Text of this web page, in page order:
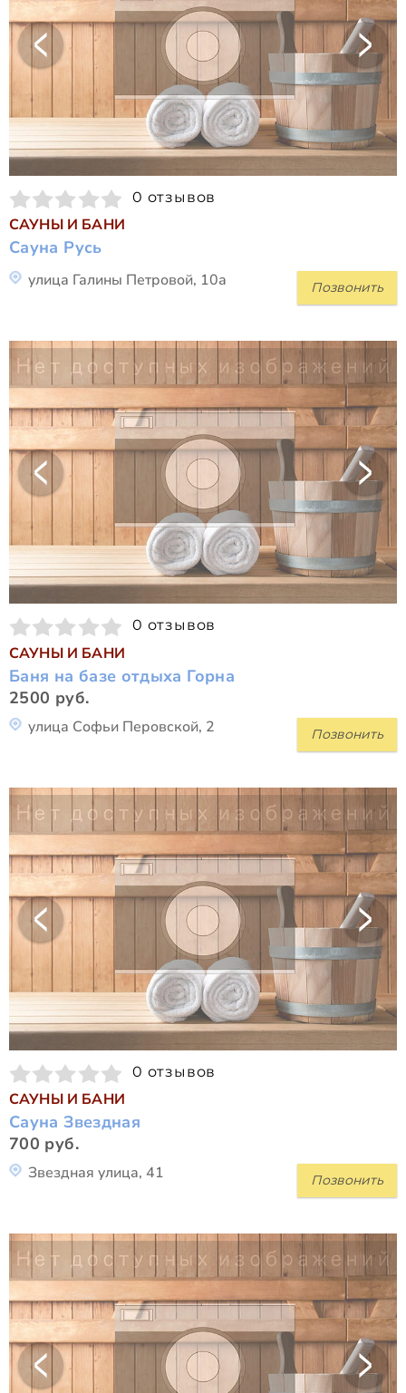
0 отзывов
САУНЫ И БАНИ
Сауна Русь
Позвонить
улица Галины Петровой, 10а
0 отзывов
САУНЫ И БАНИ
Баня на базе отдыха Горна
2500 руб.
Позвонить
улица Софьи Перовской, 2
0 отзывов
САУНЫ И БАНИ
Сауна Звездная
700 руб.
Позвонить
Звездная улица, 41